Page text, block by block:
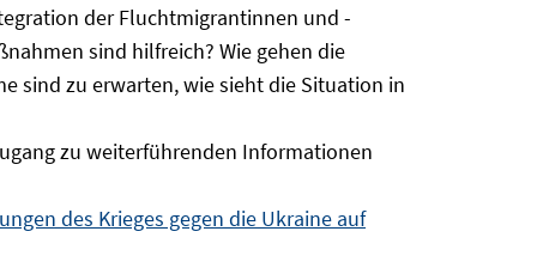
der Fluchtmigrantinnen und -
sind hilfreich? Wie gehen die
sind zu erwarten, wie sieht die Situation in
zu weiterführenden Informationen
des Krieges gegen die Ukraine auf